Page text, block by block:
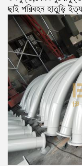
ছাই পরিবহন হাতুড়ি